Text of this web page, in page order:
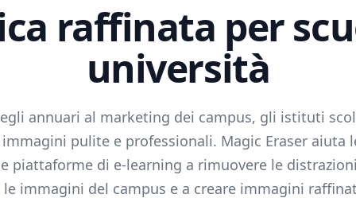
raffinata per
università
annuari al marketing dei campus, gli istituti
pulite e professionali. Magic Eraser aiuta
piattaforme di e-learning a rimuovere le
immagini del campus e a creare immagini